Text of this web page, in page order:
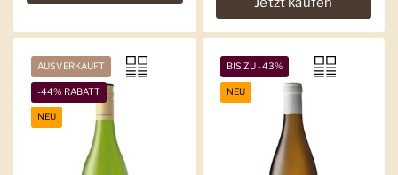
AUSVERKAUFT
-44% RABATT
NEU
BIS ZU -43%
NEU